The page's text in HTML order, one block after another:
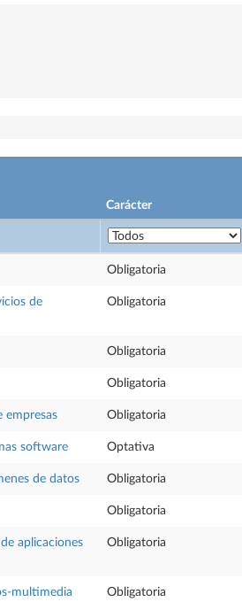
Carácter
Obligatoria
de
Obligatoria
Obligatoria
Obligatoria
empresas Obligatoria
software Optativa
de datos Obligatoria
Obligatoria
aplicaciones
Obligatoria
multimedia Obligatoria